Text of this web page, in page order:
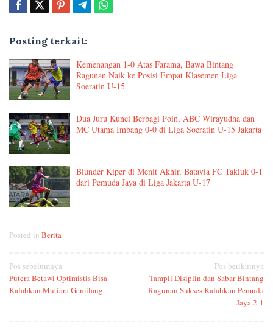
Posting terkait:
Kemenangan 1-0 Atas Farama, Bawa Bintang
Ragunan Naik ke Posisi Empat Klasemen Liga
Soeratin U-15
Dua Juru Kunci Berbagi Poin, ABC Wirayudha dan
MC Utama Imbang 0-0 di Liga Soeratin U-15 Jakarta
Blunder Kiper di Menit Akhir, Batavia FC Takluk 0-1
dari Pemuda Jaya di Liga Jakarta U-17
Posted in Berita
Navigasi
pos
Pos sebelumnya
Putera Betawi Optimistis Bisa
Kalahkan Mutiara Gemilang
Pos berikutnya
Tampil Disiplin dan Sabar Bintang
Ragunan Sukses Kalahkan Pemuda
Jaya 2-1